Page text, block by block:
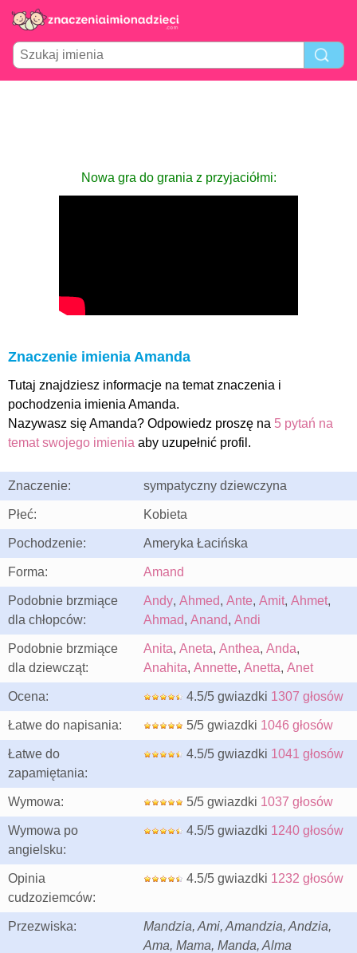
Nowa gra do grania z przyjaciółmi:
Znaczenie imienia Amanda
Tutaj znajdziesz informacje na temat znaczenia i
pochodzenia imienia Amanda.
Nazywasz się Amanda? Odpowiedz proszę na 5 pytań na
temat swojego imienia aby uzupełnić profil.
Znaczenie: sympatyczny dziewczyna
Płeć: Kobieta
Pochodzenie: Ameryka Łacińska
Forma: Amand
Podobnie brzmiące
dla chłopców:
Andy, Ahmed, Ante, Amit, Ahmet,
Ahmad, Anand, Andi
Podobnie brzmiące
dla dziewcząt:
Anita, Aneta, Anthea, Anda,
Anahita, Annette, Anetta, Anet
Ocena: 4.5/5 gwiazdki 1307 głosów
Łatwe do napisania: 5/5 gwiazdki 1046 głosów
Łatwe do
zapamiętania:
4.5/5 gwiazdki 1041 głosów
Wymowa: 5/5 gwiazdki 1037 głosów
Wymowa po
angielsku:
4.5/5 gwiazdki 1240 głosów
Opinia
cudzoziemców:
4.5/5 gwiazdki 1232 głosów
Przezwiska:
Mandzia, Ami, Amandzia, Andzia,
Ama, Mama, Manda, Alma